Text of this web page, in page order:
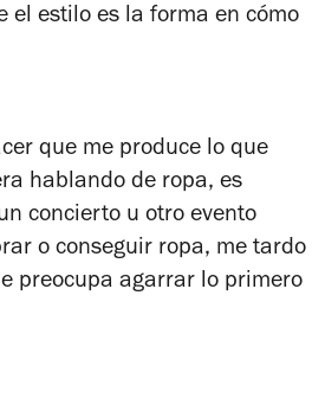
el estilo es la forma en cómo
que me produce lo que
hablando de ropa, es
concierto u otro evento
o conseguir ropa, me tardo
preocupa agarrar lo primero